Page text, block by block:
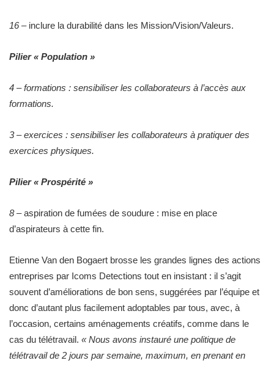
16– inclure la durabilité dans les Mission/Vision/Valeurs.
Pilier « Population »
4 – formations : sensibiliser les collaborateurs à l’accès aux
formations.
3 – exercices : sensibiliser les collaborateurs à pratiquer des
exercices physiques.
Pilier « Prospérité »
8– aspiration de fumées de soudure : mise en place
d’aspirateurs à cette fin.
Etienne Van den Bogaert brosse les grandes lignes des actions
entreprises par Icoms Detections tout en insistant : il s’agit
souvent d’améliorations de bon sens, suggérées par l’équipe et
donc d’autant plus facilement adoptables par tous, avec, à
l’occasion, certains aménagements créatifs, comme dans le
cas du télétravail. « Nous avons instauré une politique de
télétravail de 2 jours par semaine, maximum, en prenant en